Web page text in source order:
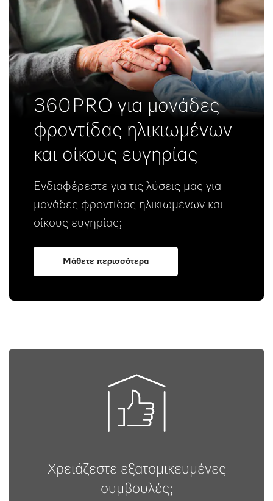
360PRO για μονάδες
φροντίδας ηλικιωμένων
και οίκους ευγηρίας
Ενδιαφέρεστε για τις λύσεις μας για
μονάδες φροντίδας ηλικιωμένων και
οίκους ευγηρίας;
Μάθετε περισσότερα
Χρειάζεστε εξατομικευμένες
συμβουλές;